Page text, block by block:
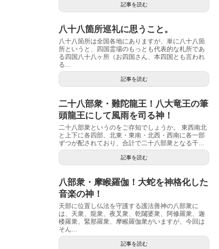
記事を読む
八十八箇所巡礼に思うこと。
八十八箇所は全国各地にありますが、単に八十八箇
所というと、四国霊場のもっとも代表的な札所であ
る四国八十八ヶ所（お四国さん、本四国とも言われ
る...
記事を読む
二十八部衆・難陀龍王！八大竜王の筆
頭龍王にして風雨を司る神！
二十八部衆というのをご存知でしょうか。 東西南北
と上下に各四部、北東・東南・北西・西南に各一部
ずつが配されており、合計で二十八部衆となる千...
記事を読む
八部衆・摩睺羅伽！大蛇を神格化した
音楽の神！
天部に位置し仏法を守護する護法善神の八部衆に
は、天衆、龍衆、夜叉衆、乾闥婆衆、阿修羅衆、迦
楼羅衆、緊那羅衆、摩睺羅伽衆がいますが、今回は
そん...
記事を読む